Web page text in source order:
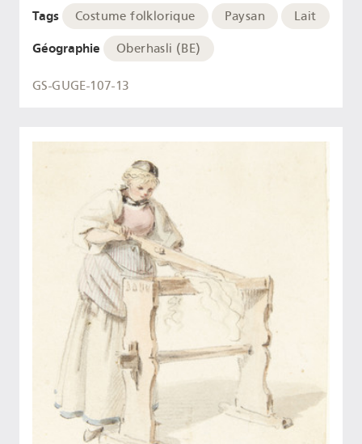
Tags Costume folklorique Paysan Lait
Géographie Oberhasli (BE)
GS-GUGE-107-13